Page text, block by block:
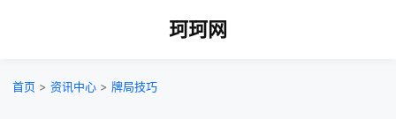
珂珂网
首页 > 资讯中心 > 牌局技巧